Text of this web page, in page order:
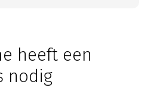
heeft een
nodig